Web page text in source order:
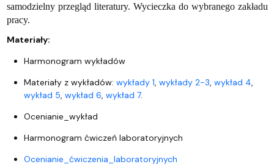
samodzielny przegląd literatury. Wycieczka do wybranego zakładu
pracy.
Materiały:
Harmonogram wykładów
Materiały z wykładów: wykłady 1 wykłady 2-3 wykład 4
wykład 5 wykład 6 wykład 7.
Ocenianie_wykład
Harmonogram ćwiczeń laboratoryjnych
Ocenianie_ćwiczenia_laboratoryjnych